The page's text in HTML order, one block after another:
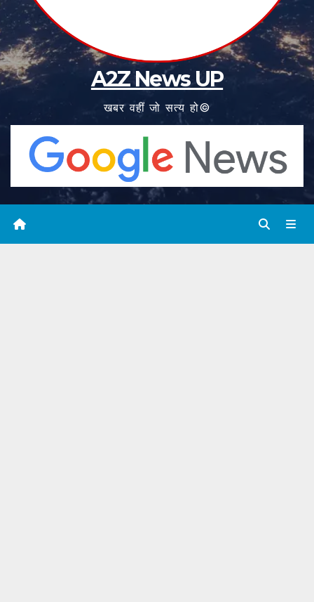
A2Z News UP
खबर वहीं जो सत्य हो©